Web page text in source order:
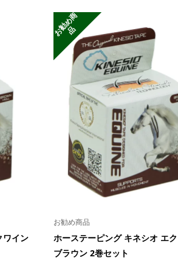
ワイン
お
勧
め
商
品
お勧め商品
ホーステーピング キネシオ エ
ブラウン 2巻セット